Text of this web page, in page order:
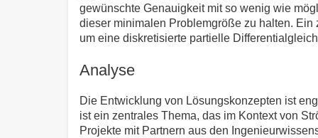
gewünschte Genauigkeit mit so wenig wie
dieser minimalen Problemgröße zu halten.
um eine diskretisierte partielle
Analyse
Die Entwicklung von Lösungskonzepten ist
ist ein zentrales Thema, das im Kontext von
Projekte mit Partnern aus den